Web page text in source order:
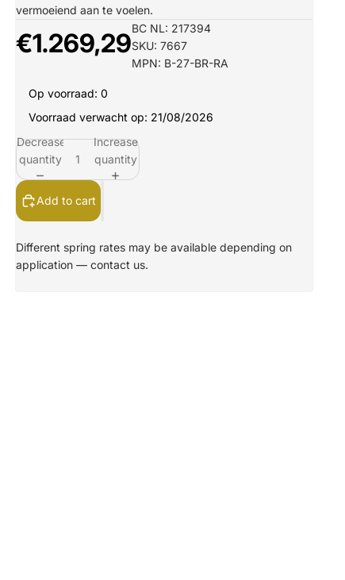
vermoeiend aan te voelen.
€1.269,29BC NL: 217394
SKU: 7667
MPN: B-27-BR-RA
Op voorraad: 0
Voorraad verwacht op: 21/08/2026
Decrease
quantity
Increase
quantity
Add to cart
Different spring rates may be available depending on
application — contact us.